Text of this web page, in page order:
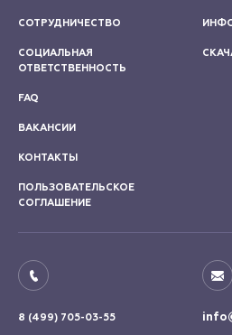
СОТРУДНИЧЕСТВО
СОЦИАЛЬНАЯ
ОТВЕТСТВЕННОСТЬ
FAQ
ВАКАНСИИ
КОНТАКТЫ
ПОЛЬЗОВАТЕЛЬСКОЕ
СОГЛАШЕНИЕ
8 (499) 705-03-55